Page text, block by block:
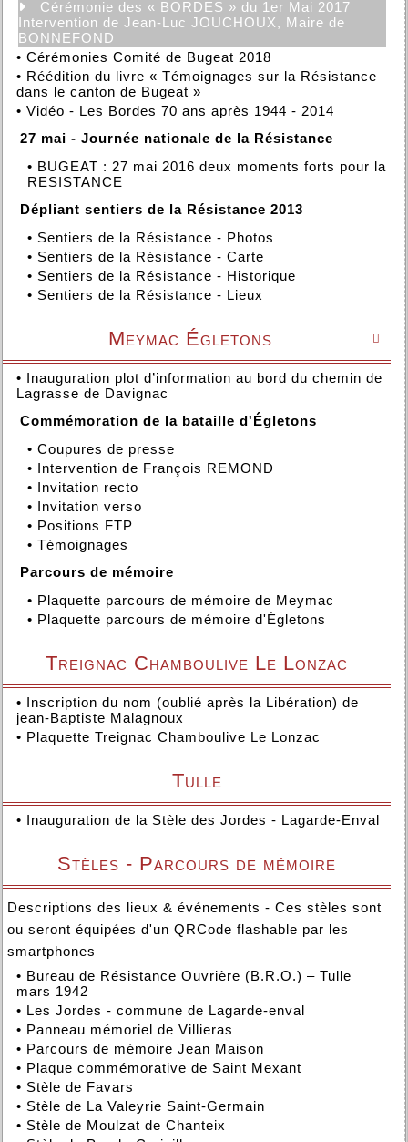
Cérémonie des « BORDES » du 1er Mai 2017
Intervention de Jean-Luc JOUCHOUX, Maire de
BONNEFOND
• Cérémonies Comité de Bugeat 2018
• Réédition du livre « Témoignages sur la Résistance
dans le canton de Bugeat »
• Vidéo - Les Bordes 70 ans après 1944 - 2014
27 mai - Journée nationale de la Résistance
• BUGEAT : 27 mai 2016 deux moments forts pour la
RESISTANCE
Dépliant sentiers de la Résistance 2013
• Sentiers de la Résistance - Photos
• Sentiers de la Résistance - Carte
• Sentiers de la Résistance - Historique
• Sentiers de la Résistance - Lieux

Meymac Égletons
• Inauguration plot d’information au bord du chemin de
Lagrasse de Davignac
Commémoration de la bataille d'Égletons
• Coupures de presse
• Intervention de François REMOND
• Invitation recto
• Invitation verso
• Positions FTP
• Témoignages
Parcours de mémoire
• Plaquette parcours de mémoire de Meymac
• Plaquette parcours de mémoire d'Égletons
Treignac Chamboulive Le Lonzac
• Inscription du nom (oublié après la Libération) de
jean-Baptiste Malagnoux
• Plaquette Treignac Chamboulive Le Lonzac
Tulle
• Inauguration de la Stèle des Jordes - Lagarde-Enval
Stèles - Parcours de mémoire
Descriptions des lieux & événements - Ces stèles sont
ou seront équipées d'un QRCode flashable par les
smartphones
• Bureau de Résistance Ouvrière (B.R.O.) – Tulle
mars 1942
• Les Jordes - commune de Lagarde-enval
• Panneau mémoriel de Villieras
• Parcours de mémoire Jean Maison
• Plaque commémorative de Saint Mexant
• Stèle de Favars
• Stèle de La Valeyrie Saint-Germain
• Stèle de Moulzat de Chanteix